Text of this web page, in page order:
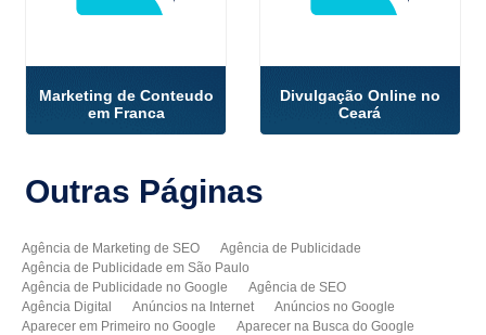
Marketing de Conteudo
em Franca
Divulgação Online no
Ceará
Outras Páginas
Agência de Marketing de SEO
Agência de Publicidade
Agência de Publicidade em São Paulo
Agência de Publicidade no Google
Agência de SEO
Agência Digital
Anúncios na Internet
Anúncios no Google
Aparecer em Primeiro no Google
Aparecer na Busca do Google